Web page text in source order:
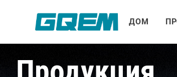
содержимому
ДОМ